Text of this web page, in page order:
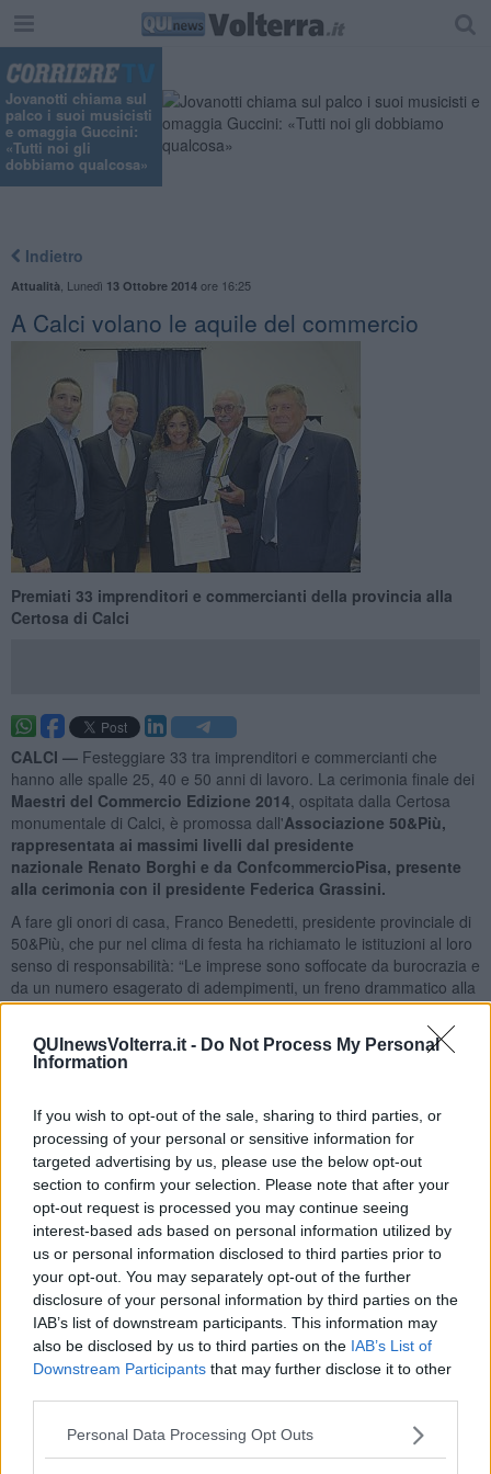
QUInewsVolterra.it - Do Not Process My Personal
Information
If you wish to opt-out of the sale, sharing to third parties, or
processing of your personal or sensitive information for
targeted advertising by us, please use the below opt-out
section to confirm your selection. Please note that after your
opt-out request is processed you may continue seeing
interest-based ads based on personal information utilized by
us or personal information disclosed to third parties prior to
your opt-out. You may separately opt-out of the further
disclosure of your personal information by third parties on the
IAB’s list of downstream participants. This information may
also be disclosed by us to third parties on the IAB’s List of
Downstream Participants that may further disclose it to other
Personal Data Processing Opt Outs
Jovanotti chiama sul
palco i suoi musicisti
e omaggia Guccini:
«Tutti noi gli
dobbiamo qualcosa»
Indietro
Attualità Lunedì 13 Ottobre 2014ore 16:25
A Calci volano le aquile del commercio
Premiati 33 imprenditori e commercianti della provincia alla
Certosa di Calci
CALCI — Festeggiare 33 tra imprenditori e commercianti che
hanno alle spalle 25, 40 e 50 anni di lavoro. La cerimonia finale dei
Maestri del Commercio Edizione 2014 , ospitata dalla Certosa
monumentale di Calci, è promossa dall'Associazione 50&Più,
rappresentata ai massimi livelli dal presidente
nazionale Renato Borghi e da ConfcommercioPisa, presente
alla cerimonia con il presidente Federica Grassini.
A fare gli onori di casa, Franco Benedetti, presidente provinciale di
50&Più, che pur nel clima di festa ha richiamato le istituzioni al loro
senso di responsabilità: “Le imprese sono soffocate da burocrazia e
da un numero esagerato di adempimenti, un freno drammatico alla
sopravvivenza delle nostre imprese. Il messaggio che vogliamo
lanciare è quello di liberare energia, risorse, potenzialità che
altrimenti sono destinare a soccombere”.
"Oggi gli anziani sono una grande risorsa, visto che producono 18
miliardi del Pil nazionale ogni anno. Purtroppo, le nostre previsioni
ci dicono che i consumi non cresceranno e che i famosi 80 euro in
busta paga non hanno dato i frutti che speravamo. L'unica cura
possibile - ha concluso Borghi - è quello di tagliare le tasse e
aggredire seriamente gli 80, 100 miliardi di spesa pubblica”.
Tra i presenti, nell'ultima uscita da presidente della provincia di
Pisa, anche Andrea Pieroni.
A tutti ivincitori sono state consegnate aquile e attestati. Ecco
chi sono.
Aquile di diamante - Bagnoli Ademaro (rappresentante di
commercio), Botrini Loris (antica pizzeria da Camillo),Filidei Sergio,
Ducci Florio.